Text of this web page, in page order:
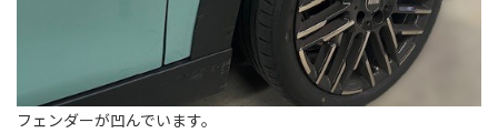
フェンダーが凹んでいます。